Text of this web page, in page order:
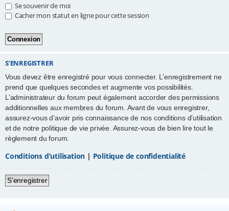
Se souvenir de moi
Cacher mon statut en ligne pour cette session
S’ENREGISTRER
Vous devez être enregistré pour vous connecter. L’enregistrement ne
prend que quelques secondes et augmente vos possibilités.
L’administrateur du forum peut également accorder des permissions
additionnelles aux membres du forum. Avant de vous enregistrer,
assurez-vous d’avoir pris connaissance de nos conditions d’utilisation
et de notre politique de vie privée. Assurez-vous de bien lire tout le
règlement du forum.
Conditions d’utilisation | Politique de confidentialité
S’enregistrer